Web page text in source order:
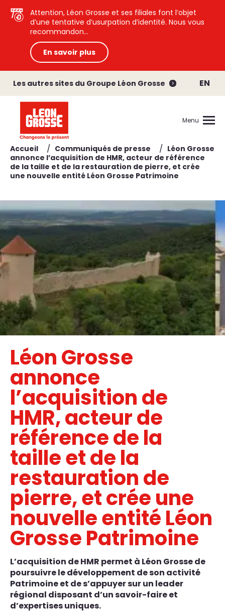
Attention, Léon Grosse et ses filiales font l’objet
d’une tentative d’usurpation d’identité. Nous vous
recommandon...
En savoir plus
Les autres sites du Groupe Léon Grosse EN
Menu
Accueil / Communiqués de presse / Léon Grosse
annonce l’acquisition de HMR, acteur de référence
de la taille et de la restauration de pierre, et crée
une nouvelle entité Léon Grosse Patrimoine
Léon Grosse
annonce
l’acquisition de
HMR, acteur de
référence de la
taille et de la
restauration de
pierre, et crée une
nouvelle entité Léon
Grosse Patrimoine
L’acquisition de HMR permet à Léon Grosse de
poursuivre le développement de son activité
Patrimoine et de s’appuyer sur un leader
régional disposant d’un savoir-faire et
d’expertises uniques.